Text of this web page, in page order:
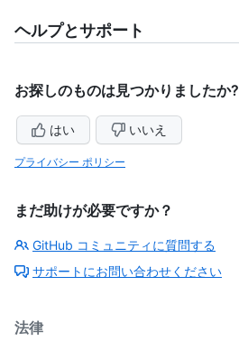
ヘルプとサポート
お探しのものは見つかりましたか?
はい いいえ
プライバシー ポリシー
まだ助けが必要ですか？
GitHub コミュニティに質問する
サポートにお問い合わせください
法律